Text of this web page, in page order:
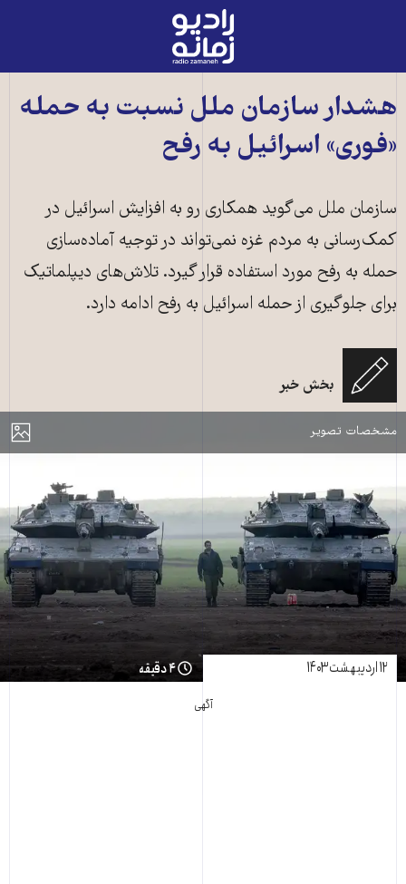
رادیو
زمانه
صفحه
اصلی
هشدار سازمان ملل نسبت به حمله
«فوری» اسرائیل به رفح
سازمان ملل می‌گوید همکاری رو به افزایش اسرائیل در
کمک‌رسانی به مردم غزه نمی‌تواند در توجیه آماده‌سازی
حمله به رفح مورد استفاده قرار گیرد. تلاش‌های دیپلماتیک
برای جلوگیری از حمله اسرائیل به رفح ادامه دارد.
بخش خبر
نمایش
مشخصات تصویر
از خبرگزاری فرانسه
۱۲ اردیبهشت ۱۴۰۳ ۴ دقیقه
آگهی